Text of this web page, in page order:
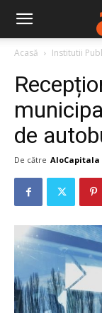
Acasă Institutii
de
De către AloCapitala